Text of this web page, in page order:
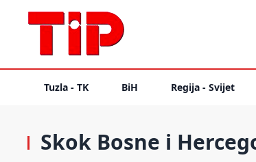
Tuzla - TK BiH Regija - Svijet
Skok Bosne i